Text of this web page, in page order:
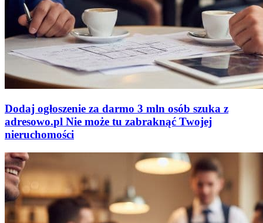
Dodaj ogłoszenie za darmo 3 mln osób szuka z
adresowo.pl Nie może tu zabraknąć Twojej
nieruchomości